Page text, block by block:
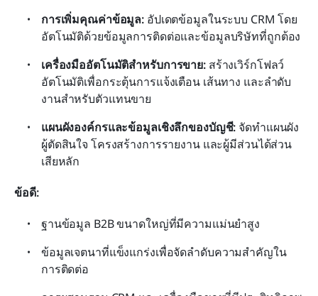
การเพิ่มคุณค่าข้อมูล: อัปเดตข้อมูลในระบบ CRM โดย
อัตโนมัติด้วยข้อมูลการติดต่อและข้อมูลบริษัทที่ถูกต้อง
เครื่องมืออัตโนมัติสำหรับการขาย: สร้างเวิร์กโฟลว์
อัตโนมัติเพื่อกระตุ้นการแจ้งเตือน เส้นทาง และลำดับ
งานสำหรับตัวแทนขาย
แผนผังองค์กรและข้อมูลเชิงลึกของบัญชี: จัดทำแผนผัง
ผู้ตัดสินใจ โครงสร้างการรายงาน และผู้มีส่วนได้ส่วน
เสียหลัก
ข้อดี:
ฐานข้อมูล B2B ขนาดใหญ่ที่มีความแม่นยำสูง
ข้อมูลเจตนาที่แข็งแกร่งเพื่อจัดลำดับความสำคัญใน
การติดต่อ